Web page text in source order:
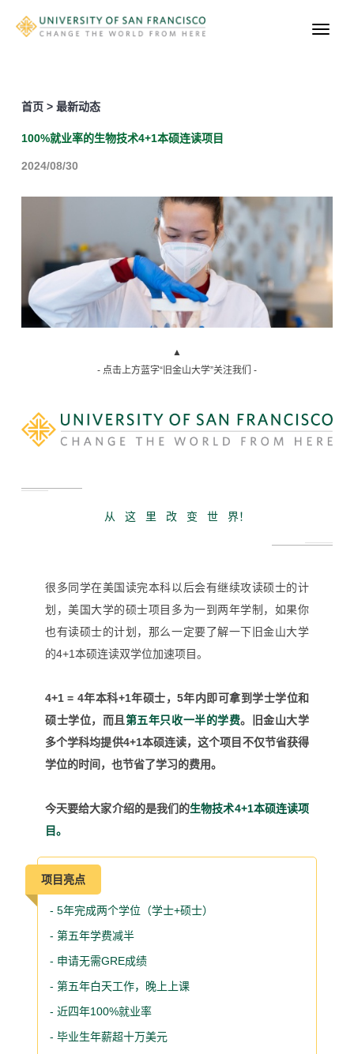
首页 > 最新动态
100%就业率的生物技术4+1本硕连读项目
2024/08/30
▲
- 点击上方蓝字“旧金山大学”关注我们 -
从 这 里 改 变 世 界！
很多同学在美国读完本科以后会有继续攻读硕士的计
划，美国大学的硕士项目多为一到两年学制，如果你
也有读硕士的计划，那么一定要了解一下旧金山大学
的4+1本硕连读双学位加速项目。
4+1 = 4年本科+1年硕士，5年内即可拿到学士学位和
硕士学位，而且 第五年只收一半的学费。
旧金山大学
多个学科均提供4+1本硕连读，这个项目不仅节省获得
学位的时间，也节省了学习的费用。
今天要给大家介绍的是我们的生物技术4+1本硕连读项
目。
项目亮点
- 5年完成两个学位（学士+硕士）
- 第五年学费减半
- 申请无需GRE成绩
- 第五年白天工作，晚上上课
- 近四年100%就业率
- 毕业生年薪超十万美元